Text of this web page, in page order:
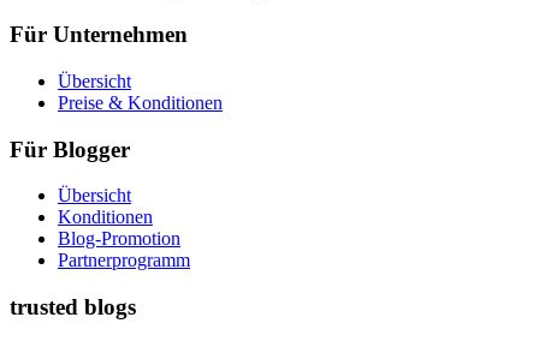
Für Unternehmen
Übersicht
Preise & Konditionen
Für Blogger
Übersicht
Konditionen
Blog-Promotion
Partnerprogramm
trusted blogs